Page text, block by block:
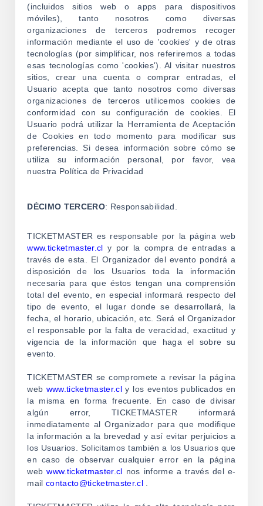
(incluidos sitios web o apps para dispositivos
móviles), tanto nosotros como diversas
organizaciones de terceros podremos recoger
información mediante el uso de 'cookies' y de otras
tecnologías (por simplificar, nos referiremos a todas
esas tecnologías como 'cookies'). Al visitar nuestros
sitios, crear una cuenta o comprar entradas, el
Usuario acepta que tanto nosotros como diversas
organizaciones de terceros utilicemos cookies de
conformidad con su configuración de cookies. El
Usuario podrá utilizar la Herramienta de Aceptación
de Cookies en todo momento para modificar sus
preferencias. Si desea información sobre cómo se
utiliza su información personal, por favor, vea
nuestra Política de Privacidad
DÉCIMO TERCERO: Responsabilidad.
TICKETMASTER es responsable por la página web
www.ticketmaster.cl y por la compra de entradas a
través de esta. El Organizador del evento pondrá a
disposición de los Usuarios toda la información
necesaria para que éstos tengan una comprensión
total del evento, en especial informará respecto del
tipo de evento, el lugar donde se desarrollará, la
fecha, el horario, ubicación, etc. Será el Organizador
el responsable por la falta de veracidad, exactitud y
vigencia de la información que haga el sobre su
evento.
TICKETMASTER se compromete a revisar la página
web www.ticketmaster.cly los eventos publicados en
la misma en forma frecuente. En caso de divisar
algún error, TICKETMASTER informará
inmediatamente al Organizador para que modifique
la información a la brevedad y así evitar perjuicios a
los Usuarios. Solicitamos también a los Usuarios que
en caso de observar cualquier error en la página
webwww.ticketmaster.cl nos informe a través del e-
mail contacto@ticketmaster.cl